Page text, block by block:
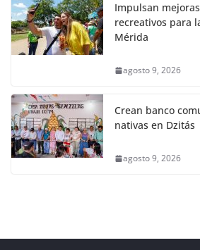
Impulsan
recreativos para
Mérida
agosto 9, 2026
Crean banco
nativas en Dzitás
agosto 9, 2026